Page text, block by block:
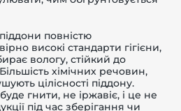
повністю
високі стандарти гігієни,
вологу, стійкий до
Більшість хімічних речовин,
цілісності піддону.
гнити, не іржавіє, і це не
під час зберігання чи